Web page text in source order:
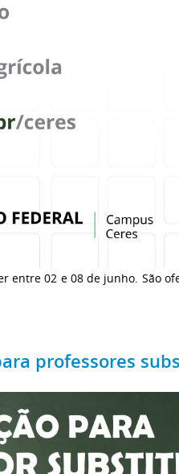
entre 02 e 08 de junho. São
professores